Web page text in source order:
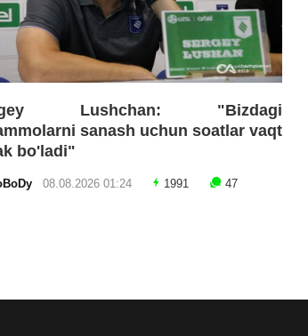
Lushchan: "Bizdagi
sanash uchun soatlar vaqt
bo'ladi"
08.08.2026 01:24 1991 47